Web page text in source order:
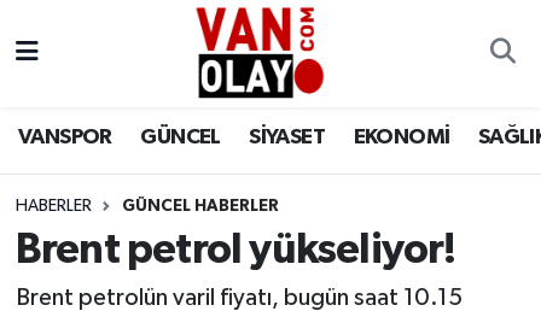
VANSPOR GÜNCEL SİYASET EKONOMİ
HABERLER GÜNCEL HABERLER
Brent petrol yükseliyor!
Brent petrolün varil fiyatı, bugün saat 10.15
Siyaset
Ekonomi
Van Nöbetçi Eczaneler
Van Namaz Vakitleri
Van Trafik Yoğunluk Haritası